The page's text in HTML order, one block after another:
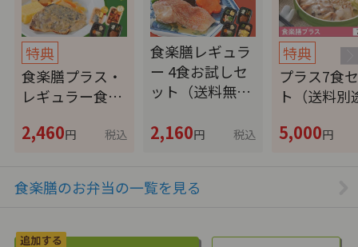
特典
食楽膳プラス・
レギュラー食…
2,460円 税込
食楽膳レギュラ
ー 4食お試しセ
ット（送料無…
2,160円 税込
特典
プラス7食
ト（送料別
5,000円
食楽膳のお弁当の一覧を見る